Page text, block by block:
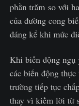
phần trăm so với
của đường cong
đáng kể khi mức
Khi biến động ngụ
các biến động
trường tiếp tục
thay vì kiếm lời từ